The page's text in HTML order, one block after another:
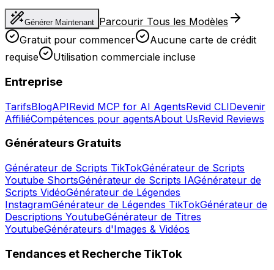
Générer Maintenant Parcourir Tous les Modèles
Gratuit pour commencer
Aucune carte de crédit
requise
Utilisation commerciale incluse
Entreprise
TarifsBlogAPIRevid MCP for AI AgentsRevid CLIDevenir
AffiliéCompétences pour agentsAbout UsRevid Reviews
Générateurs Gratuits
Générateur de Scripts TikTokGénérateur de Scripts
Youtube ShortsGénérateur de Scripts IAGénérateur de
Scripts VidéoGénérateur de Légendes
InstagramGénérateur de Légendes TikTokGénérateur de
Descriptions YoutubeGénérateur de Titres
YoutubeGénérateurs d'Images & Vidéos
Tendances et Recherche TikTok